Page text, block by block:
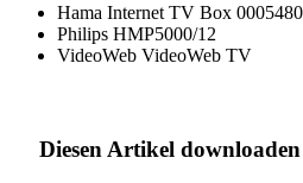
Hama Internet TV Box
Philips HMP5000/12
VideoWeb VideoWeb TV
Diesen Artikel downloaden